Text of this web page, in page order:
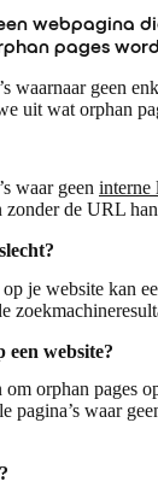
webpagina
pages
waarnaar geen
uit wat orphan
waar geen interne
zonder de URL
je website kan
een website?
orphan pages
pagina’s waar